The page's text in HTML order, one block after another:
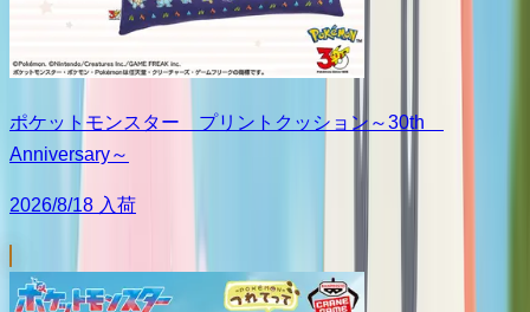
ポケットモンスター プリントクッション～30th
Anniversary～
2026/8/18 入荷